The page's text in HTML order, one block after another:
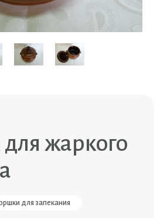
жаркого
для запекания